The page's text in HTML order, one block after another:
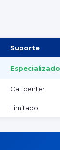
Suporte
Especializado
Call center
Limitado